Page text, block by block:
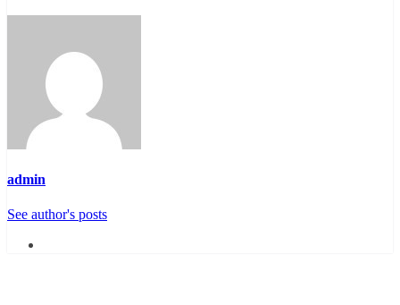
admin
See author's posts